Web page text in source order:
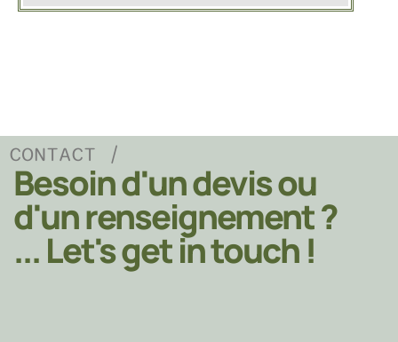
CONTACT /
Besoin d'un devis ou
d'un renseignement ?
... Let's get in touch !